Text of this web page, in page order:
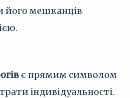
його мешканців
є прямим символом
індивідуальності.